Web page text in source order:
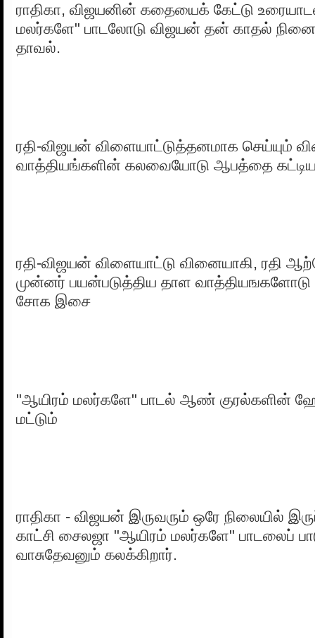
ராதிகா, விஜயனின் கதையைக் கேட்டு
மலர்களே" பாடலோடு விஜயன் தன் காதல்
தாவல்.
ரதி-விஜயன் விளையாட்டுத்தனமாக செய்யும்
வாத்தியங்களின் கலவையோடு ஆபத்தை கட்டியம்
ரதி-விஜயன் விளையாட்டு வினையாகி, ரதி
முன்னர் பயன்படுத்திய தாள
சோக இசை
"ஆயிரம் மலர்களே" பாடல் ஆண் குரல்களின்
மட்டும்
ராதிகா - விஜயன் இருவரும் ஒரே நிலையில்
காட்சி சைலஜா "ஆயிரம் மலர்களே" பாடலைப்
வாசுதேவனும் கலக்கிறார்.